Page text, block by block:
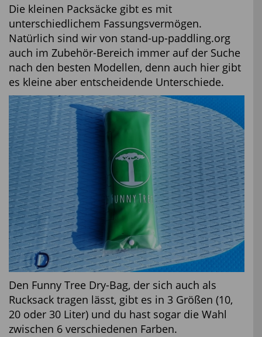
Die kleinen Packsäcke gibt es mit
unterschiedlichem Fassungsvermögen.
Natürlich sind wir von stand-up-paddling.org
auch im Zubehör-Bereich immer auf der Suche
nach den besten Modellen, denn auch hier gibt
es kleine aber entscheidende Unterschiede.
Den Funny Tree Dry-Bag, der sich auch als
Rucksack tragen lässt, gibt es in 3 Größen (10,
20 oder 30 Liter) und du hast sogar die Wahl
zwischen 6 verschiedenen Farben.